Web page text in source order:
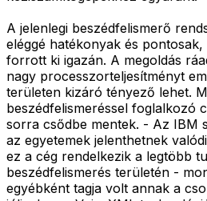
A jelenlegi beszédfelismerő
eléggé hatékonyak és
forrott ki igazán. A megoldás
nagy processzorteljesítményt
területen kizáró tényező lehet.
beszédfelismeréssel foglalkozó
sorra csődbe mentek. - Az IBM
az egyetemek jelenthetnek
ez a cég rendelkezik a legtöbb
beszédfelismerés területén -
egyébként tagja volt annak a